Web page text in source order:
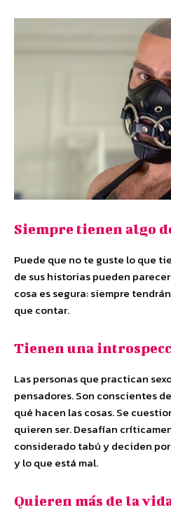
Siempre tienen algo
Puede que no te guste lo que
de sus historias pueden
cosa es segura: siempre
que contar.
Tienen una
Las personas que practican
pensadores. Son conscientes
qué hacen las cosas. Se
quieren ser. Desafían
considerado tabú y deciden
y lo que está mal.
Quieren más de la